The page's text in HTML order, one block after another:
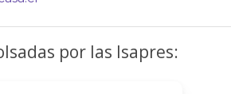
por las Isapres: